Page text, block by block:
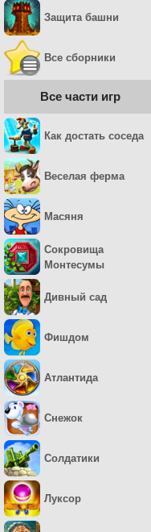
Защита башни
Все сборники
Все части игр
Как достать соседа
Веселая ферма
Масяня
Сокровища
Монтесумы
Дивный сад
Фишдом
Атлантида
Снежок
Солдатики
Луксор